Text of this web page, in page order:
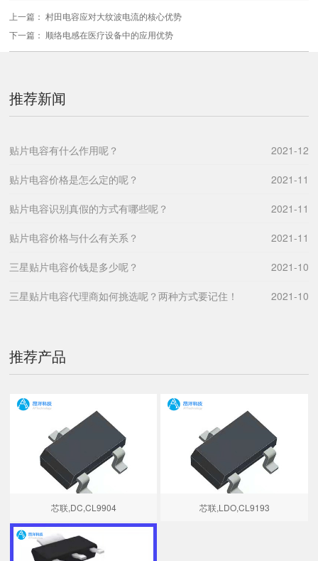
上一篇：村田电容应对大纹波电流的核心优势
下一篇： 顺络电感在医疗设备中的应用优势
推荐新闻
贴片电容有什么作用呢？ 2021-12
贴片电容价格是怎么定的呢？ 2021-11
贴片电容识别真假的方式有哪些呢？ 2021-11
贴片电容价格与什么有关系？ 2021-11
三星贴片电容价钱是多少呢？ 2021-10
三星贴片电容代理商如何挑选呢？两种方式要记住！ 2021-10
推荐产品
芯联,DC,CL9904 芯联,LDO,CL9193